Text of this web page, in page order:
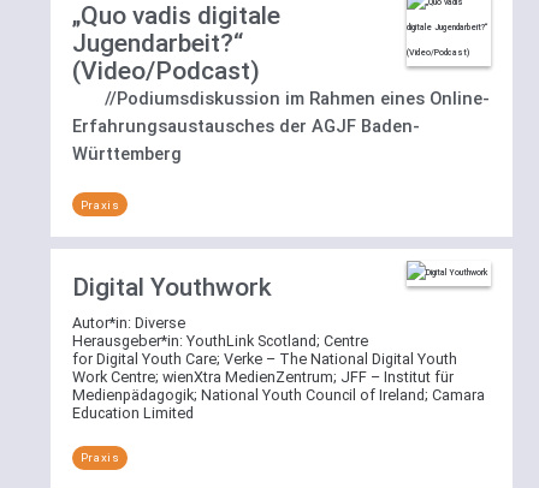
„Quo vadis digitale
Jugendarbeit?“
(Video/Podcast)
//Podiumsdiskussion im Rahmen eines Online-
Erfahrungsaustausches der AGJF Baden-
Württemberg
Praxis
Digital Youthwork
Autor*in: Diverse
Herausgeber*in: YouthLink Scotland; Centre
for Digital Youth Care; Verke – The National Digital Youth
Work Centre; wienXtra MedienZentrum; JFF – Institut für
Medienpädagogik; National Youth Council of Ireland; Camara
Education Limited
Praxis